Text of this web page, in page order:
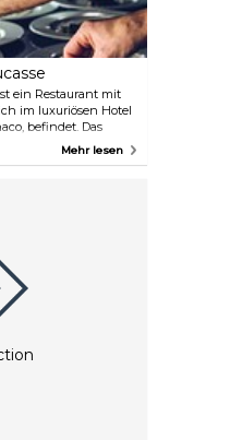
ein Restaurant mit
im luxuriösen Hotel
befindet. Das
und bietet einen
Mittelmeer. Das
und all
kulinarisches Erlebnis
Mehr lesen